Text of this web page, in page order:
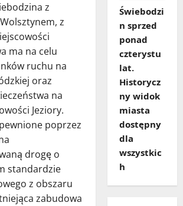
z
z
ma na celu
ruchu na
oraz
na
Jeziory.
poprzez
drogę o
standardzie
z obszaru
zabudowa
Świebodzi
n sprzed
ponad
czterystu
lat.
Historycz
ny widok
miasta
dostępny
dla
wszystkic
h